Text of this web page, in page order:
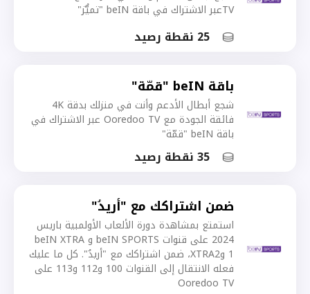
TVعبر الاشتراك في باقة beIN "تميُّز"
25 نقطة رصيد
باقة beIN "قمّة"
شجع أبطال الأدعم وأنت في منزلك بدقة 4K
فائقة الجودة مع Ooredoo TV عبر الاشتراك في
باقة beIN "قمّة"
35 نقطة رصيد
ضمن اشتراكك مع "أريدُ"
استمتع بمشاهدة دورة الألعاب الأولمبية باريس
2024 على قنوات beIN SPORTS و beIN XTRA
1 وXTRA2، ضمن اشتراكك مع "أريدُ". كل ما عليك
فعله الانتقال إلى القنوات 100 و112 و113 على
Ooredoo TV